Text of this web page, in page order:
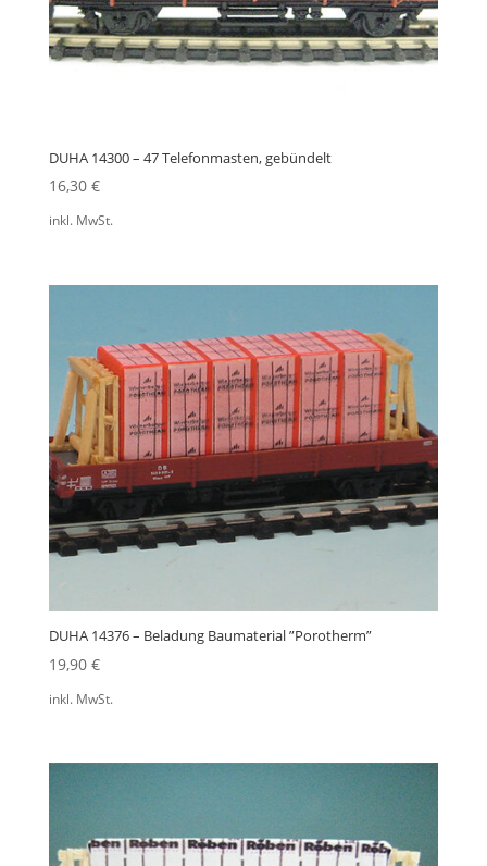
DUHA 14300 – 47 Telefonmasten, gebündelt
16,30 €
inkl. MwSt.
DUHA 14376 – Beladung Baumaterial ”Porotherm”
19,90 €
inkl. MwSt.